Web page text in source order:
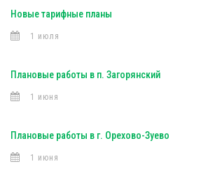
Новые тарифные планы
1 июля
Плановые работы в п. Загорянский
1 июня
Плановые работы в г. Орехово-Зуево
1 июня